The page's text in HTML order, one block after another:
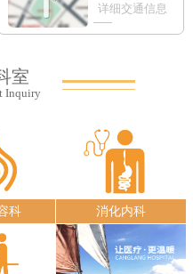
详细交通信息
室
Inquiry
科 消化内科